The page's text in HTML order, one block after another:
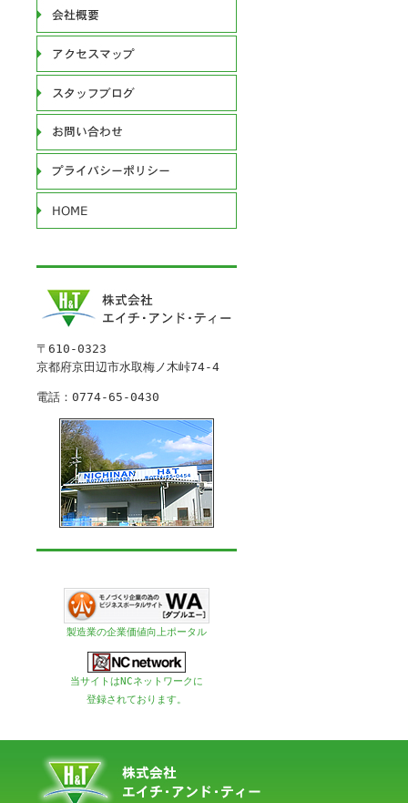
〒610-0323
京都府京田辺市水取梅ノ木峠74-4
電話：0774-65-0430
製造業の企業価値向上ポータル
当サイトはNCネットワークに
登録されております。